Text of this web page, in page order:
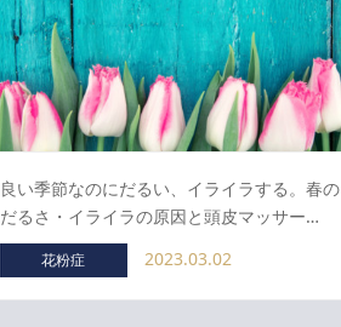
良い季節なのにだるい、イライラする。春の
だるさ・イライラの原因と頭皮マッサー…
花粉症 2023.03.02